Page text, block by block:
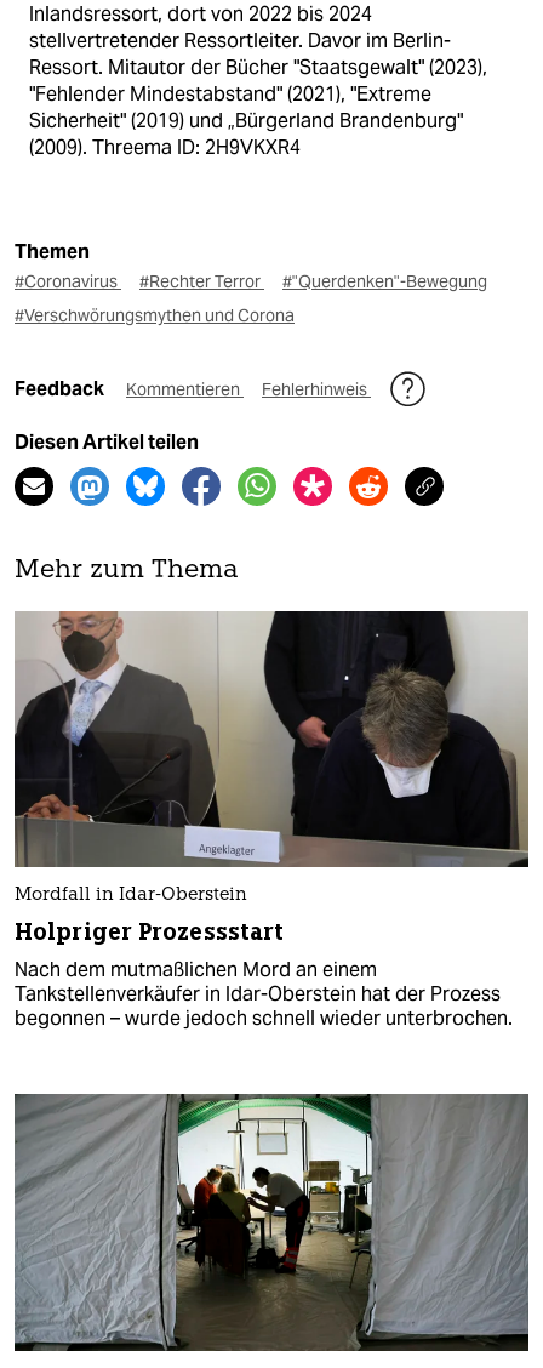
Inlandsressort, dort von 2022 bis 2024
stellvertretender Ressortleiter. Davor im Berlin-
Ressort. Mitautor der Bücher "Staatsgewalt" (2023),
"Fehlender Mindestabstand" (2021), "Extreme
Sicherheit" (2019) und „Bürgerland Brandenburg"
(2009). Threema ID: 2H9VKXR4
Themen
#Coronavirus #Rechter Terror
#"Querdenken"-Bewegung
#Verschwörungsmythen und Corona
Feedback Kommentieren Fehlerhinweis
Diesen Artikel teilen
Mehr zum Thema
Mordfall in Idar-Oberstein
Holpriger Prozessstart
Nach dem mutmaßlichen Mord an einem
Tankstellenverkäufer in Idar-Oberstein hat der Prozess
begonnen – wurde jedoch schnell wieder unterbrochen.